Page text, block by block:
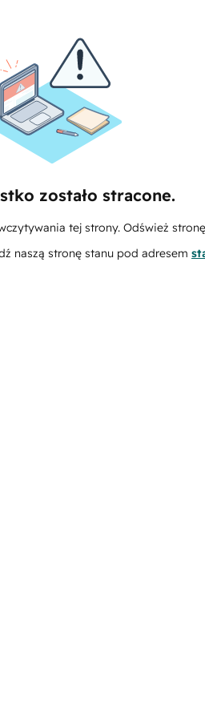
zostało stracone.
tej strony. Odśwież
naszą stronę stanu pod adresem